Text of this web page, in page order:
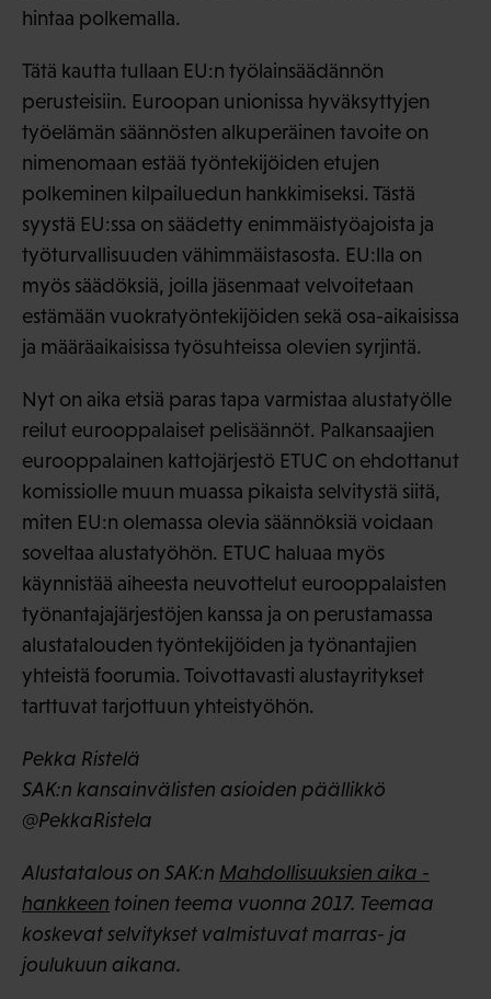
hintaa polkemalla.
Tätä kautta tullaan EU:n työlainsäädännön
perusteisiin. Euroopan unionissa hyväksyttyjen
työelämän säännösten alkuperäinen tavoite on
nimenomaan estää työntekijöiden etujen
polkeminen kilpailuedun hankkimiseksi. Tästä
syystä EU:ssa on säädetty enimmäistyöajoista ja
työturvallisuuden vähimmäistasosta. EU:lla on
myös säädöksiä, joilla jäsenmaat velvoitetaan
estämään vuokratyöntekijöiden sekä osa-aikaisissa
ja määräaikaisissa työsuhteissa olevien syrjintä.
Nyt on aika etsiä paras tapa varmistaa alustatyölle
reilut eurooppalaiset pelisäännöt. Palkansaajien
eurooppalainen kattojärjestö ETUC on ehdottanut
komissiolle muun muassa pikaista selvitystä siitä,
miten EU:n olemassa olevia säännöksiä voidaan
soveltaa alustatyöhön. ETUC haluaa myös
käynnistää aiheesta neuvottelut eurooppalaisten
työnantajajärjestöjen kanssa ja on perustamassa
alustatalouden työntekijöiden ja työnantajien
yhteistä foorumia. Toivottavasti alustayritykset
tarttuvat tarjottuun yhteistyöhön.
Pekka Ristelä
SAK:n kansainvälisten asioiden päällikkö
@PekkaRistela
Alustatalous on SAK:n Mahdollisuuksien aika -
hankkeen toinen teema vuonna 2017. Teemaa
koskevat selvitykset valmistuvat marras- ja
joulukuun aikana.